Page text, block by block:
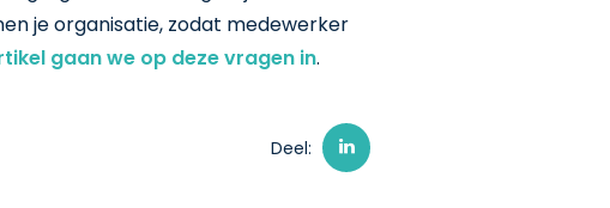
je organisatie, zodat medewerker
gaan we op deze vragen in.
Deel: